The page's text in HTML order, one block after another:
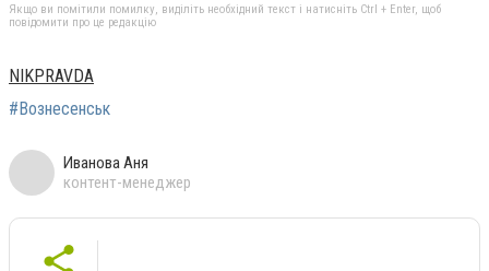
Якщо ви помітили помилку, виділіть необхідний текст і натисніть Ctrl + Enter, щоб
повідомити про це редакцію
NIKPRAVDA
#Вознесенськ
Иванова Аня
контент-менеджер